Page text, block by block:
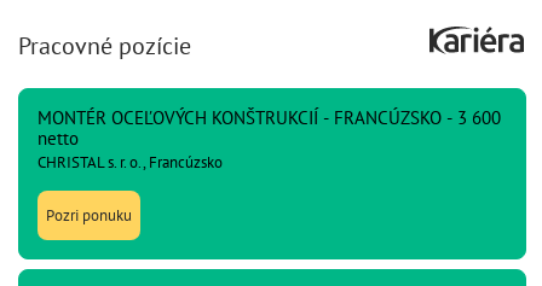
Pracovné pozície
MONTÉR OCEĽOVÝCH KONŠTRUKCIÍ - FRANCÚZSKO - 3 600
netto
CHRISTAL s. r. o., Francúzsko
Pozri ponuku